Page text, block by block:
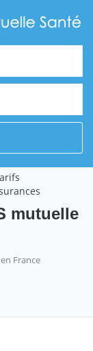
mutuelle
France